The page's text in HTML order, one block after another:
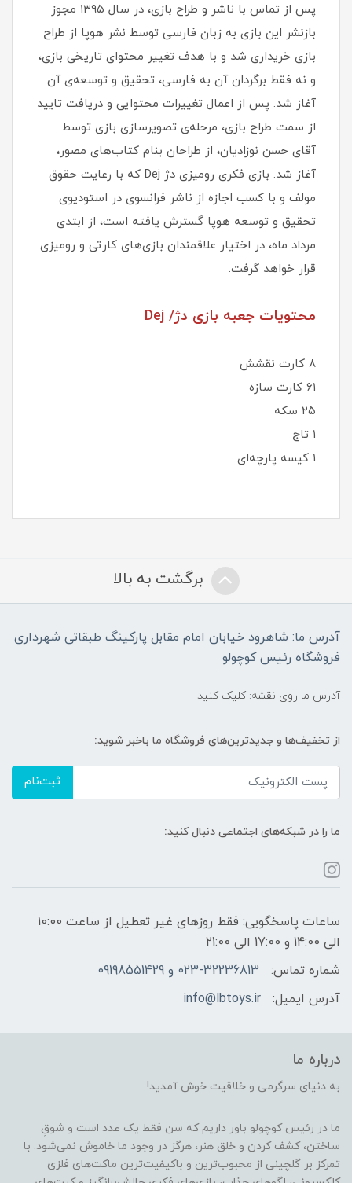
پس از تماس با ناشر و طراح بازی، در سال ۱۳۹۵ مجوز
بازنشر این بازی به زبان فارسی توسط نشر هوپا از طراح
بازی خریداری شد و با هدف تغییر محتوای تاریخی بازی،
و نه فقط برگردان آن به فارسی، تحقیق و توسعه‌ی آن
آغاز شد. پس از اعمال تغییرات محتوایی و دریافت تایید
از سمت طراح بازی، مرحله‌ی تصویرسازی بازی توسط
آقای حسن نوزادیان، از طراحان بنام کتاب‌های مصور،
آغاز شد. بازی فکری رومیزی دژ Dej که با رعایت حقوق
مولف و با کسب اجازه از ناشر فرانسوی در استودیوی
تحقیق و توسعه هوپا گسترش یافته است، از ابتدی
مرداد ماه، در اختیار علاقمندان بازی‌های کارتی و رومیزی
قرار خواهد گرفت.
محتویات جعبه بازی دژ/ Dej
۸ کارت نقشش
۶۱ کارت سازه
۲۵ سکه
۱ تاج
۱ کیسه پارچه‌ای
برگشت به بالا
آدرس ما: شاهرود خیابان امام مقابل پارکینگ طبقاتی شهرداری
فروشگاه رئیس کوچولو
آدرس ما روی نقشه: کلیک کنید
از تخفیف‌ها و جدیدترین‌های فروشگاه ما باخبر شوید:
ثبت‌نام
ما را در شبکه‌های اجتماعی دنبال کنید:
ساعات پاسخگویی: فقط روزهای غیر تعطیل از ساعت 10:00
الی 14:00 و 17:00 الی 21:00
شماره تماس:
023-32236813 و 09198551429
آدرس ایمیل:
info@lbtoys.ir
درباره ما
به دنیای سرگرمی و خلاقیت خوش آمدید!
ما در رئیس کوچولو باور داریم که سن فقط یک عدد است و شوقِ
ساختن، کشف کردن و خلق هنر، هرگز در وجود ما خاموش نمی‌شود. با
تمرکز بر گلچینی از محبوب‌ترین و باکیفیت‌ترین ماکت‌های فلزی